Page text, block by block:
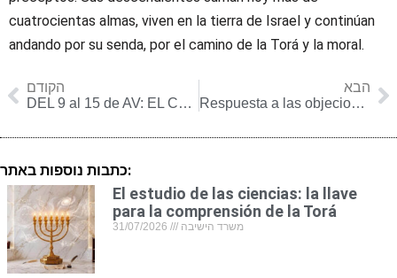
cuatrocientas almas, viven en la tierra de Israel y continúan
andando por su senda, por el camino de la Torá y la moral.
הקודם
DEL 9 al 15 de AV: EL CAMINO DE LA UNIDAD JUDÍA
הבא
Respuesta a las objeciones que se me hicieron respecto de mi actitud hacia los reformistas
כתבות נוספות באתר:
El estudio de las ciencias: la llave
para la comprensión de la Torá
משרד הישיבה 31/07/2026